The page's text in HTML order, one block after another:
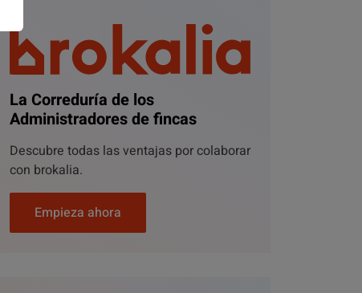
La Correduría de los
Administradores de fincas
Descubre todas las ventajas por colaborar
con brokalia.
Empieza ahora